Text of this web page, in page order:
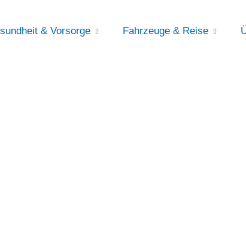
& Vorsorge Fahrzeuge & Reise